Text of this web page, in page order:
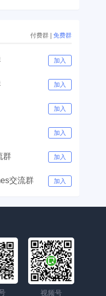
付费群 | 免费群
加入
加入
加入
加入
群 加入
交流群 加入
视频号